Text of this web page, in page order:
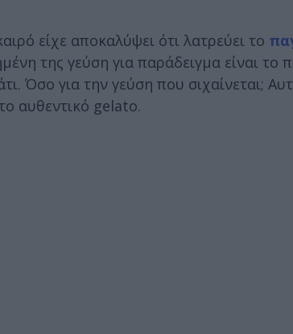
είχε αποκαλύψει ότι λατρεύει το
της γεύση για παράδειγμα είναι το
Όσο για την γεύση που σιχαίνεται;
αυθεντικό gelato.